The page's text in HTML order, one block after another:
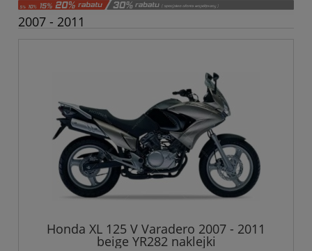
2007 - 2011
Honda XL 125 V Varadero 2007 - 2011
beige YR282 naklejki